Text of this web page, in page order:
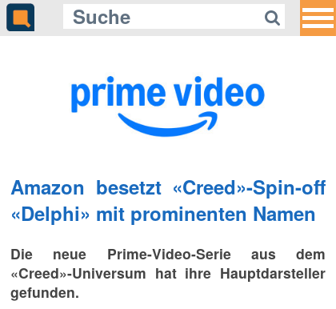
Amazon besetzt «Creed»-Spin-off
«Delphi» mit prominenten Namen
Die neue Prime-Video-Serie aus dem
«Creed»-Universum hat ihre Hauptdarsteller
gefunden.